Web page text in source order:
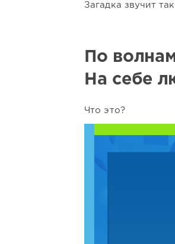
Загадка звучит
По
На себе
Что это?